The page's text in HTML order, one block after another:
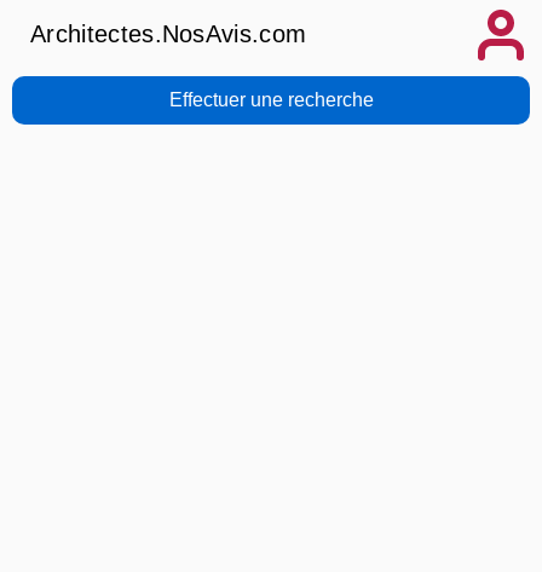
Architectes.NosAvis.com
Effectuer une recherche